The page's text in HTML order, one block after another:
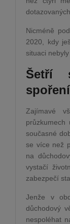
Nicméně
2020, kdy
situaci nebyly
Šetří
spoření
Zajímavé
současné
se více než
na
vystačí
zabezpečí
Jenže v
důchodový
nespoléhat